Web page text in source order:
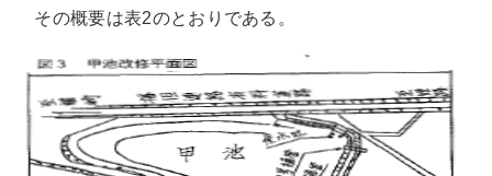
その概要は表2のとおりである。